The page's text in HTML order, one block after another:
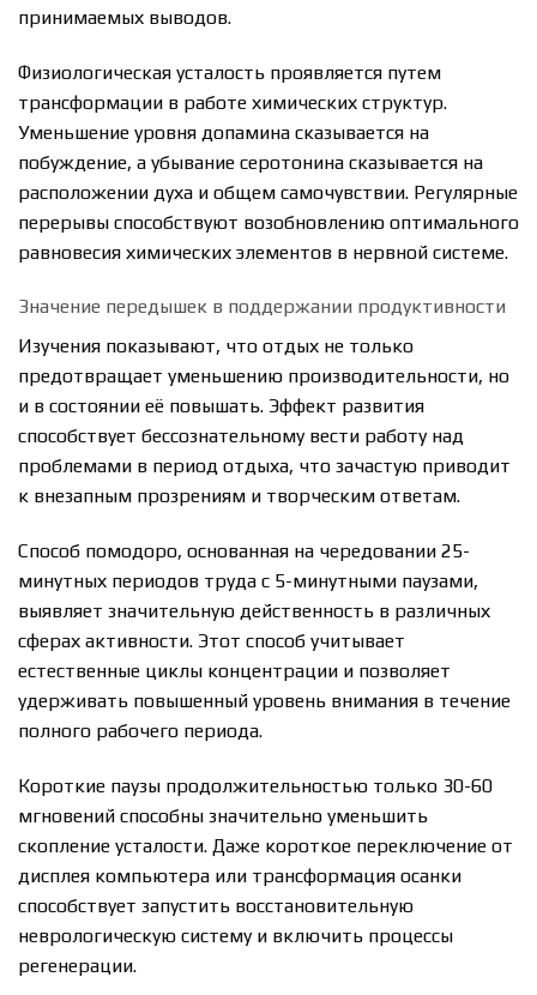
принимаемых выводов.
Физиологическая усталость проявляется путем
трансформации в работе химических структур.
Уменьшение уровня допамина сказывается на
побуждение, а убывание серотонина сказывается на
расположении духа и общем самочувствии. Регулярные
перерывы способствуют возобновлению оптимального
равновесия химических элементов в нервной системе.
Значение передышек в поддержании продуктивности
Изучения показывают, что отдых не только
предотвращает уменьшению производительности, но
и в состоянии её повышать. Эффект развития
способствует бессознательному вести работу над
проблемами в период отдыха, что зачастую приводит
к внезапным прозрениям и творческим ответам.
Способ помодоро, основанная на чередовании 25-
минутных периодов труда с 5-минутными паузами,
выявляет значительную действенность в различных
сферах активности. Этот способ учитывает
естественные циклы концентрации и позволяет
удерживать повышенный уровень внимания в течение
полного рабочего периода.
Короткие паузы продолжительностью только 30-60
мгновений способны значительно уменьшить
скопление усталости. Даже короткое переключение от
дисплея компьютера или трансформация осанки
способствует запустить восстановительную
неврологическую систему и включить процессы
регенерации.